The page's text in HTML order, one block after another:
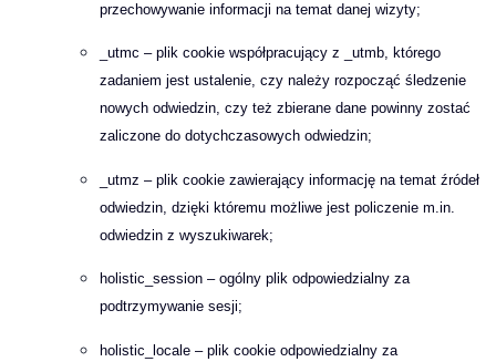
przechowywanie informacji na temat danej wizyty;
_utmc – plik cookie współpracujący z _utmb, którego
zadaniem jest ustalenie, czy należy rozpocząć śledzenie
nowych odwiedzin, czy też zbierane dane powinny zostać
zaliczone do dotychczasowych odwiedzin;
_utmz – plik cookie zawierający informację na temat źródeł
odwiedzin, dzięki któremu możliwe jest policzenie m.in.
odwiedzin z wyszukiwarek;
holistic_session – ogólny plik odpowiedzialny za
podtrzymywanie sesji;
holistic_locale – plik cookie odpowiedzialny za